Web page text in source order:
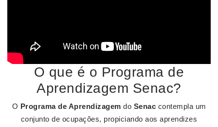
O que é o Programa de
Aprendizagem Senac?
O Programa de Aprendizagem do Senac contempla um
conjunto de ocupações, propiciando aos aprendizes